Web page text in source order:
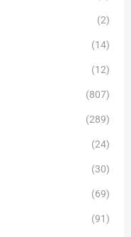
(2)
(14)
(12)
(807)
(289)
(24)
(30)
(69)
(91)